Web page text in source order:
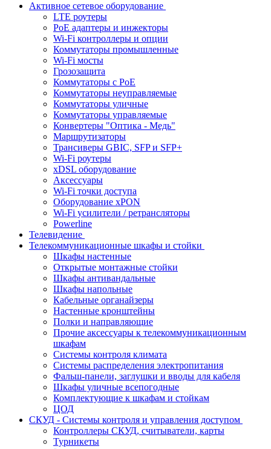
Активное сетевое оборудование
LTE роутеры
PoE адаптеры и инжекторы
Wi-Fi контроллеры и опции
Коммутаторы промышленные
Wi-Fi мосты
Грозозащита
Коммутаторы c PoE
Коммутаторы неуправляемые
Коммутаторы уличные
Коммутаторы управляемые
Конвертеры "Оптика - Медь"
Маршрутизаторы
Трансиверы GBIC, SFP и SFP+
Wi-Fi роутеры
xDSL оборудование
Аксессуары
Wi-Fi точки доступа
Оборудование хPON
Wi-Fi усилители / ретрансляторы
Powerline
Телевидение
Телекоммуникационные шкафы и стойки
Шкафы настенные
Открытые монтажные стойки
Шкафы антивандальные
Шкафы напольные
Кабельные органайзеры
Настенные кронштейны
Полки и направляющие
Прочие аксессуары к телекоммуникационным
шкафам
Системы контроля климата
Системы распределения электропитания
Фальш-панели, заглушки и вводы для кабеля
Шкафы уличные всепогодные
Комплектующие к шкафам и стойкам
ЦОД
СКУД - Системы контроля и управления доступом
Контроллеры СКУД, считыватели, карты
Турникеты